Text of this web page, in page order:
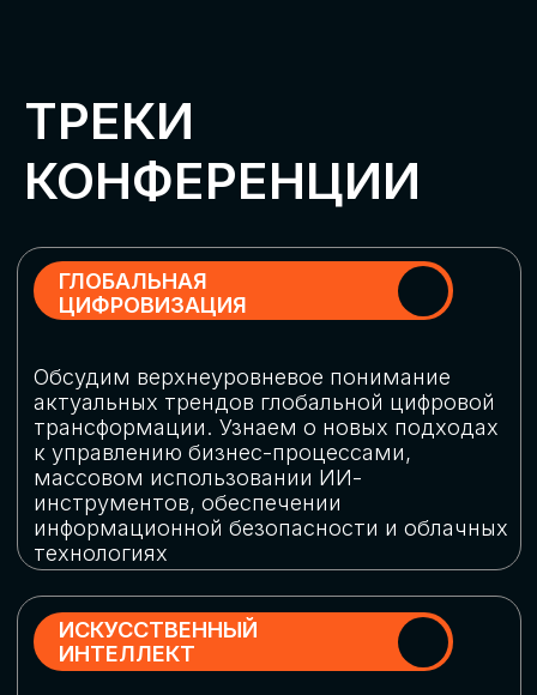
Выясним, как в наши дни уверенно
защищать свой бизнес от киберугроз
ЦИФРОВИЗАЦИЯ
МАРКЕТИНГА И ПРОДАЖ
Обменяемся опытом, какие ИИ-решения
в маркетинге и продажах наиболее
рекламными кампаниями показывают
наибольшую эффективность
РОБОТИЗАЦИЯ
Узнаем, в каких отраслях ИИ
«материализуется», какие роботы
решают сложные бизнес-задачи, а где
только обсуждают концепции
роботизации и потенциальные бюджеты
на тестирование образцов